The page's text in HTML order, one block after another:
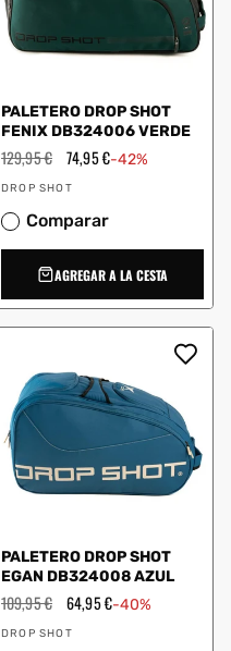
PALETERO DROP SHOT
FENIX DB324006 VERDE
Precio
habitual
129,95 € Precio
de
oferta
74,95 €-42%
Proveedor:
DROP SHOT
Comparar
AGREGAR A LA CESTA
PALETERO DROP SHOT
EGAN DB324008 AZUL
Precio
habitual
109,95 € Precio
oferta
64,95 €-40%
Proveedor:
DROP SHOT